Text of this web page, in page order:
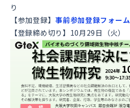
り
【参加登録】事前参加登録フォーム
【登録締め切り】 10月 29 日（火）